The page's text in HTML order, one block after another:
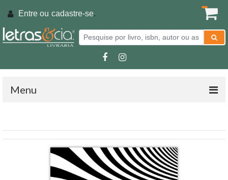
Entre ou cadastre-se.
Menu